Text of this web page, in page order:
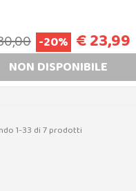
-20% € 23,99
NON DISPONIBILE
1-33 di 7 prodotti